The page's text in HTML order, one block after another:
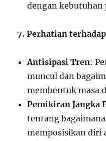
dengan kebutuhan
7. Perhatian
Antisipasi Tren:
muncul dan
membentuk masa
Pemikiran Jangka
tentang
memposisikan diri